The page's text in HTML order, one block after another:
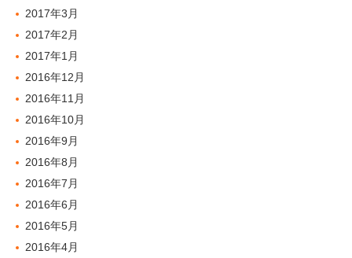
2017年3月
2017年2月
2017年1月
2016年12月
2016年11月
2016年10月
2016年9月
2016年8月
2016年7月
2016年6月
2016年5月
2016年4月